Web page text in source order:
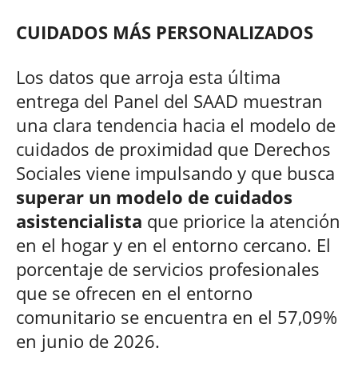
CUIDADOS MÁS PERSONALIZADOS
Los datos que arroja esta última
entrega del Panel del SAAD muestran
una clara tendencia hacia el modelo de
cuidados de proximidad que Derechos
Sociales viene impulsando y que busca
superar un modelo de cuidados
asistencialista que priorice la atención
en el hogar y en el entorno cercano. El
porcentaje de servicios profesionales
que se ofrecen en el entorno
comunitario se encuentra en el 57,09%
en junio de 2026.